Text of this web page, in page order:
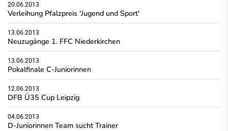
20.06.2013
Verleihung Pfalzpreis 'Jugend und Sport'
13.06.2013
Neuzugänge 1. FFC Niederkirchen
13.06.2013
Pokalfinale C-Juniorinnen
12.06.2013
DFB Ü35 Cup Leipzig
04.06.2013
D-Juniorinnen Team sucht Trainer